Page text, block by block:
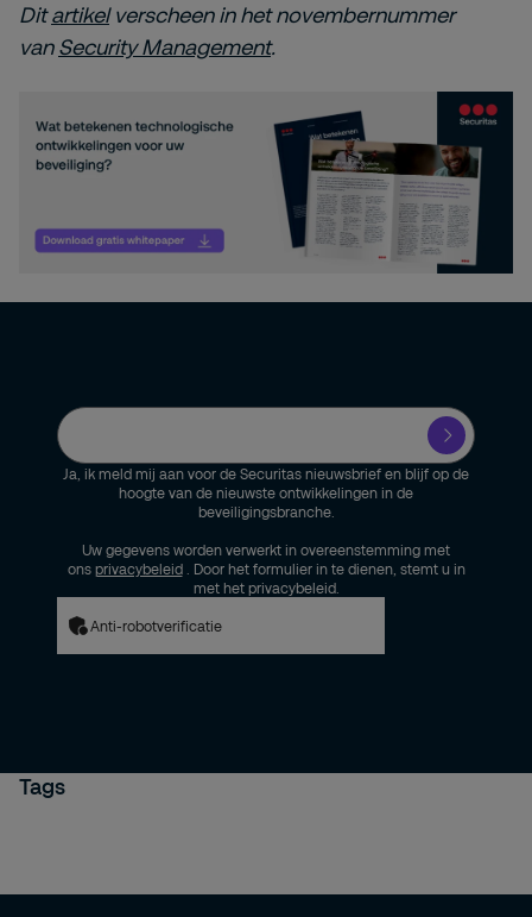
Dit artikel verscheen in het novembernummer
van Security Management.
Ja, ik meld mij aan voor de Securitas nieuwsbrief en blijf op de
hoogte van de nieuwste ontwikkelingen in de
beveiligingsbranche.
Uw gegevens worden verwerkt in overeenstemming met
ons privacybeleid
. Door het formulier in te dienen, stemt u in
met het privacybeleid.
Anti-robotverificatie
Tags